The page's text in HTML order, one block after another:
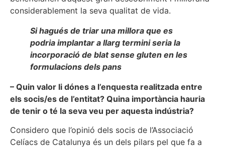
considerablement la seva qualitat de vida.
Si hagués de triar una millora que es
podria implantar a llarg termini seria la
incorporació de blat sense gluten en les
formulacions dels pans
– Quin valor li dónes a l’enquesta realitzada entre
els socis/es de l’entitat? Quina importància hauria
de tenir o té la seva veu per aquesta indústria?
Considero que l’opinió dels socis de l’Associació
Celíacs de Catalunya és un dels pilars pel que fa a